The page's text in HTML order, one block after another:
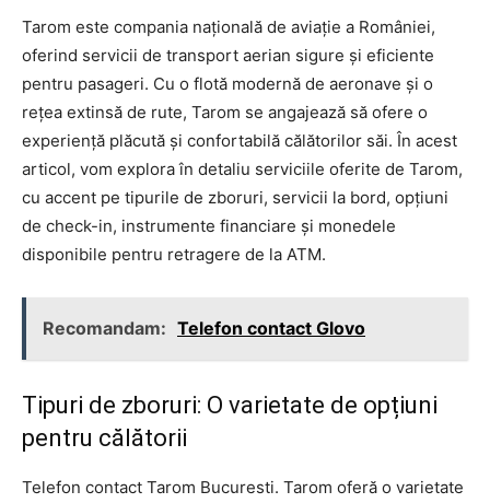
Tarom este compania națională de aviație a României,
oferind servicii de transport aerian sigure și eficiente
pentru pasageri. Cu o flotă modernă de aeronave și o
rețea extinsă de rute, Tarom se angajează să ofere o
experiență plăcută și confortabilă călătorilor săi. În acest
articol, vom explora în detaliu serviciile oferite de Tarom,
cu accent pe tipurile de zboruri, servicii la bord, opțiuni
de check-in, instrumente financiare și monedele
disponibile pentru retragere de la ATM.
Recomandam: Telefon contact Glovo
Tipuri de zboruri: O varietate de opțiuni
pentru călătorii
Telefon contact Tarom Bucuresti. Tarom oferă o varietate